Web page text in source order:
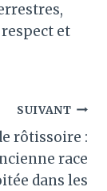
et
SUIVANT
rôtissoire :
race
dans les